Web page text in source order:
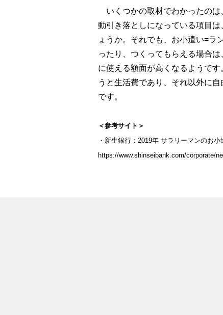
いくつかの取材でわかったのは
動引き落としになっている項目
ょうか。それでも、お小遣い=ラ
ったり、つくってもらえる場合
に使える額面が高くなるようで
うと生活費であり、それ以外に
です。
＜参考サイト＞
・新生銀行：2019年 サラリーマンのお
https://www.shinseibank.com/corporate/